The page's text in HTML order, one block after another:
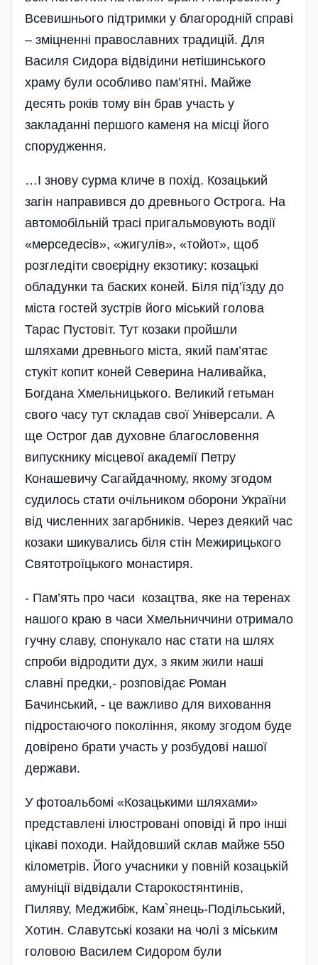
Всевишнього підтримки у благородній справі
– зміцненні православних традицій. Для
Василя Сидора відвідини нетішинського
храму були особливо пам’ятні. Майже
десять років тому він брав участь у
закладанні першого каменя на місці його
спорудження.
…І знову сурма кличе в похід. Козацький
загін направився до древнього Острога. На
автомобільній трасі пригальмовують водії
«мерседесів», «жигулів», «тойот», щоб
розгледіти своєрідну екзотику: козацькі
обладунки та баских коней. Біля під’їзду до
міста гостей зустрів його міський голова
Тарас Пустовіт. Тут козаки пройшли
шляхами древнього міста, який пам’ятає
стукіт копит коней Северина Наливайка,
Богдана Хмельницького. Великий гетьман
свого часу тут складав свої Універсали. А
ще Острог дав духовне благословення
випускнику місцевої академії Петру
Конашевичу Сагайдачному, якому згодом
судилось стати очільником оборони України
від численних загарбників. Через деякий час
козаки шикувались біля стін Межирицького
Святотроїцького монастиря.
- Пам’ять про часи козацтва, яке на теренах
нашого краю в часи Хмельниччини отримало
гучну славу, спонукало нас стати на шлях
спроби відродити дух, з яким жили наші
славні предки,- розповідає Роман
Бачинський, - це важливо для виховання
підростаючого покоління, якому згодом буде
довірено брати участь у розбудові нашої
держави.
У фотоальбомі «Козацькими шляхами»
представлені ілюстровані оповіді й про інші
цікаві походи. Найдовший склав майже 550
кілометрів. Його учасники у повній козацькій
амуніції відвідали Старокостянтинів,
Пиляву, Меджибіж, Кам`я­нець-Подільський,
Хотин. Славутські козаки на чолі з міським
головою Василем Сидором були